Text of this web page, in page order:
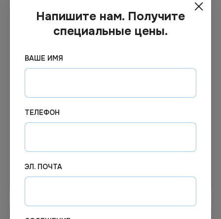
Цена по запросу
сложение 1сл. 15шт/кор
Узнать цену
(съёмная втулка) 6
В корзину
Напишите нам. Получите
специальные цены.
ВАШЕ ИМЯ
ТЕЛЕФОН
ЭЛ. ПОЧТА